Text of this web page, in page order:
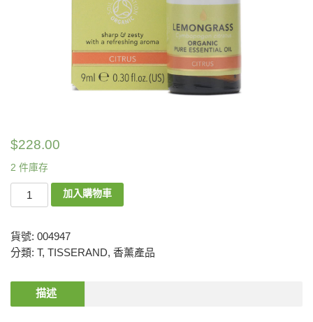
$228.00
2 件庫存
加入購物車
貨號: 004947
分類: T, TISSERAND, 香薰產品
描述